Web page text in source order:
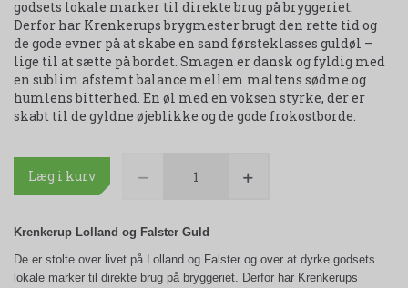
godsets lokale marker til direkte brug på bryggeriet.
Derfor har Krenkerups brygmester brugt den rette tid og
de gode evner på at skabe en sand førsteklasses guldøl –
lige til at sætte på bordet. Smagen er dansk og fyldig med
en sublim afstemt balance mellem maltens sødme og
humlens bitterhed. En øl med en voksen styrke, der er
skabt til de gyldne øjeblikke og de gode frokostborde.
Læg i kurv
Krenkerup Lolland og Falster Guld
De er stolte over livet på Lolland og Falster og over at dyrke godsets
lokale marker til direkte brug på bryggeriet. Derfor har Krenkerups